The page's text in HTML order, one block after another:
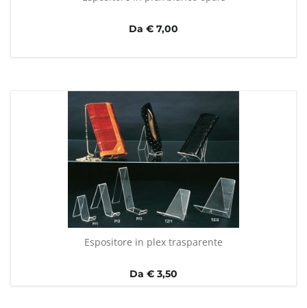
Da € 7,00
Espositore in plex trasparente
Da € 3,50